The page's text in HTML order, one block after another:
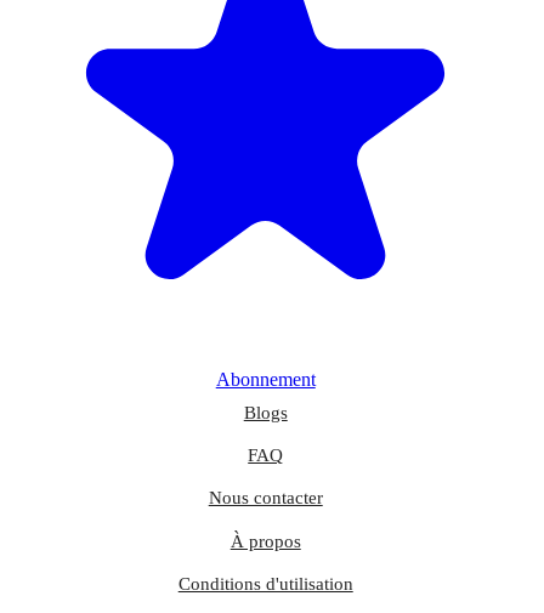
Abonnement
Blogs
FAQ
Nous contacter
À propos
Conditions d'utilisation